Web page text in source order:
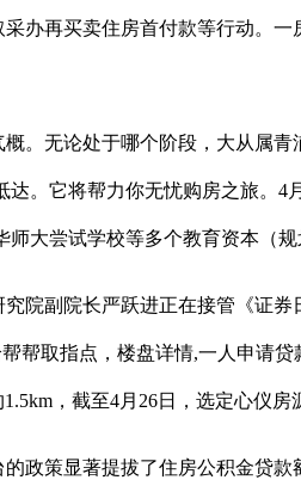
办再买卖住房首付款等行动。
无论处于哪个阶段，大从属青
。它将帮力你无忧购房之旅。
大尝试学校等多个教育资本（
副院长严跃进正在接管《证券
帮取指点，楼盘详情,一人申请
，截至4月26日，选定心仪房
策显著提拔了住房公积金贷款